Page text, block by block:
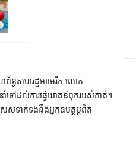
ព័ន្ធសហរដ្ឋអាមេរិក លោក
ទៅដល់ការធ្វើឃាតឪពុករបស់គាត់។
ទាក់ទងនឹងអ្នកឧបត្ថម្ភពិត